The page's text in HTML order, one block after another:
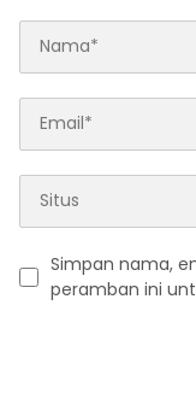
Simpan nama,
peramban ini